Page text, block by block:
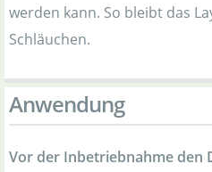
werden kann. So bleibt das
Schläuchen.
Anwendung
Vor der Inbetriebnahme den